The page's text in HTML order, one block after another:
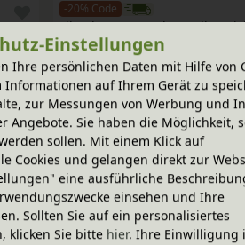
€
-20% Code
Filzschnur aus Schurwolle,
In verschiedenen Farben
€
-20% Code
Filzschnur aus Schurwolle,
In verschiedenen Farben
11,95 €
-20% Code
Filzschnur aus Schurwolle,
In verschiedenen Farben
Einstellungen
Ihre persönlichen Daten mit Hilfe von
Informationen auf Ihrem Gerät zu
zur Messungen von Werbung und
Angebote. Sie haben die Möglichkeit,
sollen. Mit einem Klick auf
Cookies und gelangen direkt zur
eine ausführliche
einsehen und Ihre
Sollten Sie auf ein personalisiertes
klicken Sie bitte hier. Ihre Einwilligung